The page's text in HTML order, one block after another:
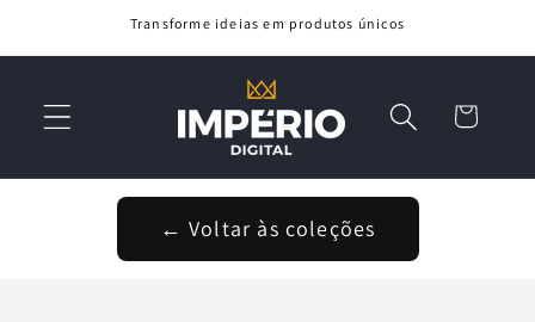
conteúdo
Transforme ideias em produtos únicos
Carrinho
← Voltar às coleções